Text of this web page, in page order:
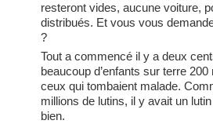
resteront vides, aucune voiture,
distribués. Et vous vous
?
Tout a commencé il y a deux
beaucoup d’enfants sur terre
ceux qui tombaient malade.
millions de lutins, il y avait un
bien.